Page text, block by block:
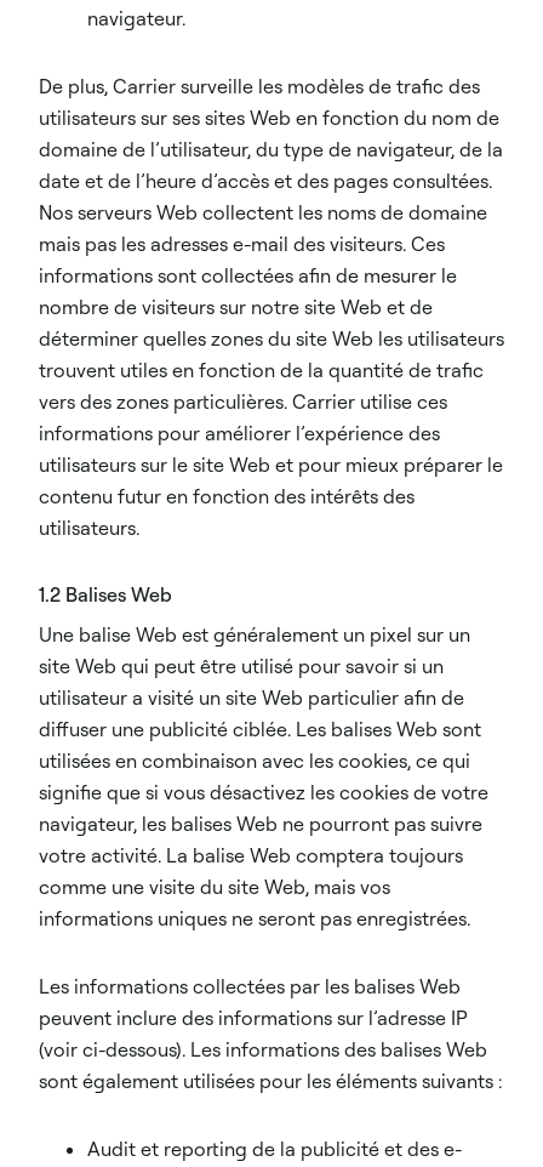
navigateur.
De plus, Carrier surveille les modèles de trafic des
utilisateurs sur ses sites Web en fonction du nom de
domaine de l’utilisateur, du type de navigateur, de la
date et de l’heure d’accès et des pages consultées.
Nos serveurs Web collectent les noms de domaine
mais pas les adresses e-mail des visiteurs. Ces
informations sont collectées afin de mesurer le
nombre de visiteurs sur notre site Web et de
déterminer quelles zones du site Web les utilisateurs
trouvent utiles en fonction de la quantité de trafic
vers des zones particulières. Carrier utilise ces
informations pour améliorer l’expérience des
utilisateurs sur le site Web et pour mieux préparer le
contenu futur en fonction des intérêts des
utilisateurs.
1.2 Balises Web
Une balise Web est généralement un pixel sur un
site Web qui peut être utilisé pour savoir si un
utilisateur a visité un site Web particulier afin de
diffuser une publicité ciblée. Les balises Web sont
utilisées en combinaison avec les cookies, ce qui
signifie que si vous désactivez les cookies de votre
navigateur, les balises Web ne pourront pas suivre
votre activité. La balise Web comptera toujours
comme une visite du site Web, mais vos
informations uniques ne seront pas enregistrées.
Les informations collectées par les balises Web
peuvent inclure des informations sur l’adresse IP
(voir ci-dessous). Les informations des balises Web
sont également utilisées pour les éléments suivants :
Audit et reporting de la publicité et des e-